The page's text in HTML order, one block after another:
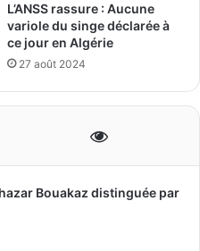
L’ANSS rassure : Aucune
variole du singe déclarée à
ce jour en Algérie
27 août 2024
Bouakaz distinguée par